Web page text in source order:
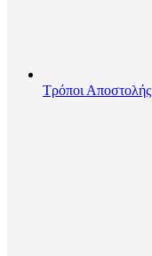
Τρόποι Αποστολής